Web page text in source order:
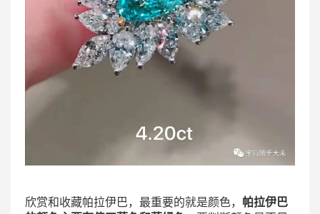
欣赏和收藏帕拉伊巴，最重要的就是颜色， 帕拉伊巴